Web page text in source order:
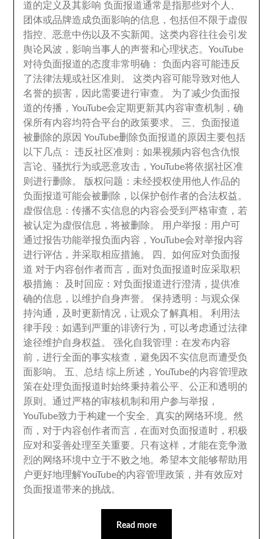
道的定义及其影响 负面报道通常是指那些对个人
团体或品牌造成负面影响的信息 ，包括但不限于虚假
指控 、恶意中伤以及不实新闻 。这类内容往往会引发
舆论风波 ， 影响当事人的声誉和心理状态。YouTube
对待负面报道的态度非常明确 ：负面内容可能违反
了法律法规或社区准则 。这类内容可能导致对他人
名誉的损害 ， 因此需要进行审查。 为了减少负面报
道的传播 ，YouTube会定期更新其内容审查机制 ，确
保所有内容均符合平台的政策要求。 三 、负面报道
被删除的原因 YouTube删除负面报道的原因主要包括
以下几点 ：违反社区准则 ：如果视频内容包含仇恨
言论 、骚扰行为或恶意攻击 ，YouTube将依据社区准
则进行删除。 版权问题 ： 未经授权使用他人作品的
负面报道可能会被删除 ， 以保护创作者的合法权益。
虚假信息 ：传播不实信息的内容会受到严格审查 ， 若
被认定为虚假信息 ，将被删除。 用户举报 ： 用户可
通过报告功能举报负面内容 ，YouTube会对举报内容
进行评估 ， 并采取相应措施。 四 、如何应对负面报
道 对于内容创作者而言 ， 面对负面报道时应采取积
极措施 ： 及时回应 ： 对负面报道进行澄清 ，提供准
确的信息 ， 以维护自身声誉。保持透明 ：与观众保
持沟通 ， 及时更新情况 ，让观众了解真相 。利用法
律手段 ：如遇到严重的诽谤行为 ， 可以考虑通过法律
途径维护自身权益。强化自我管理 ：在发布内容
前 ，进行全面的事实核查 ，避免因不实信息而遭受负
面影响。 五 总结 综上所述 ，YouTube的内容管理政
策在处理负面报道时始终秉持着公平 、公正和透明的
原则 。通过严格的审核机制和用户参与举报 ，
YouTube致力于构建一个安全 、真实的网络环境。然
而 ， 对于内容创作者而言 ，在面对负面报道时 ，积极
应对和妥善处理至关重要。 只有这样 ， 才能在竞争激
烈的网络环境中立于不败之地。希望本文能够帮助用
户更好地理解YouTube的内容管理政策 ， 并有效应对
负面报道带来的挑战。
Read more